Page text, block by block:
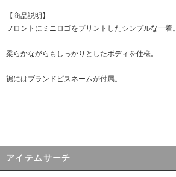
【商品説明】
フロントにミニロゴをプリントしたシンプルな一着。
柔らかながらもしっかりとしたボディを仕様。
裾にはブランドピスネームが付属。
アイテムサーチ